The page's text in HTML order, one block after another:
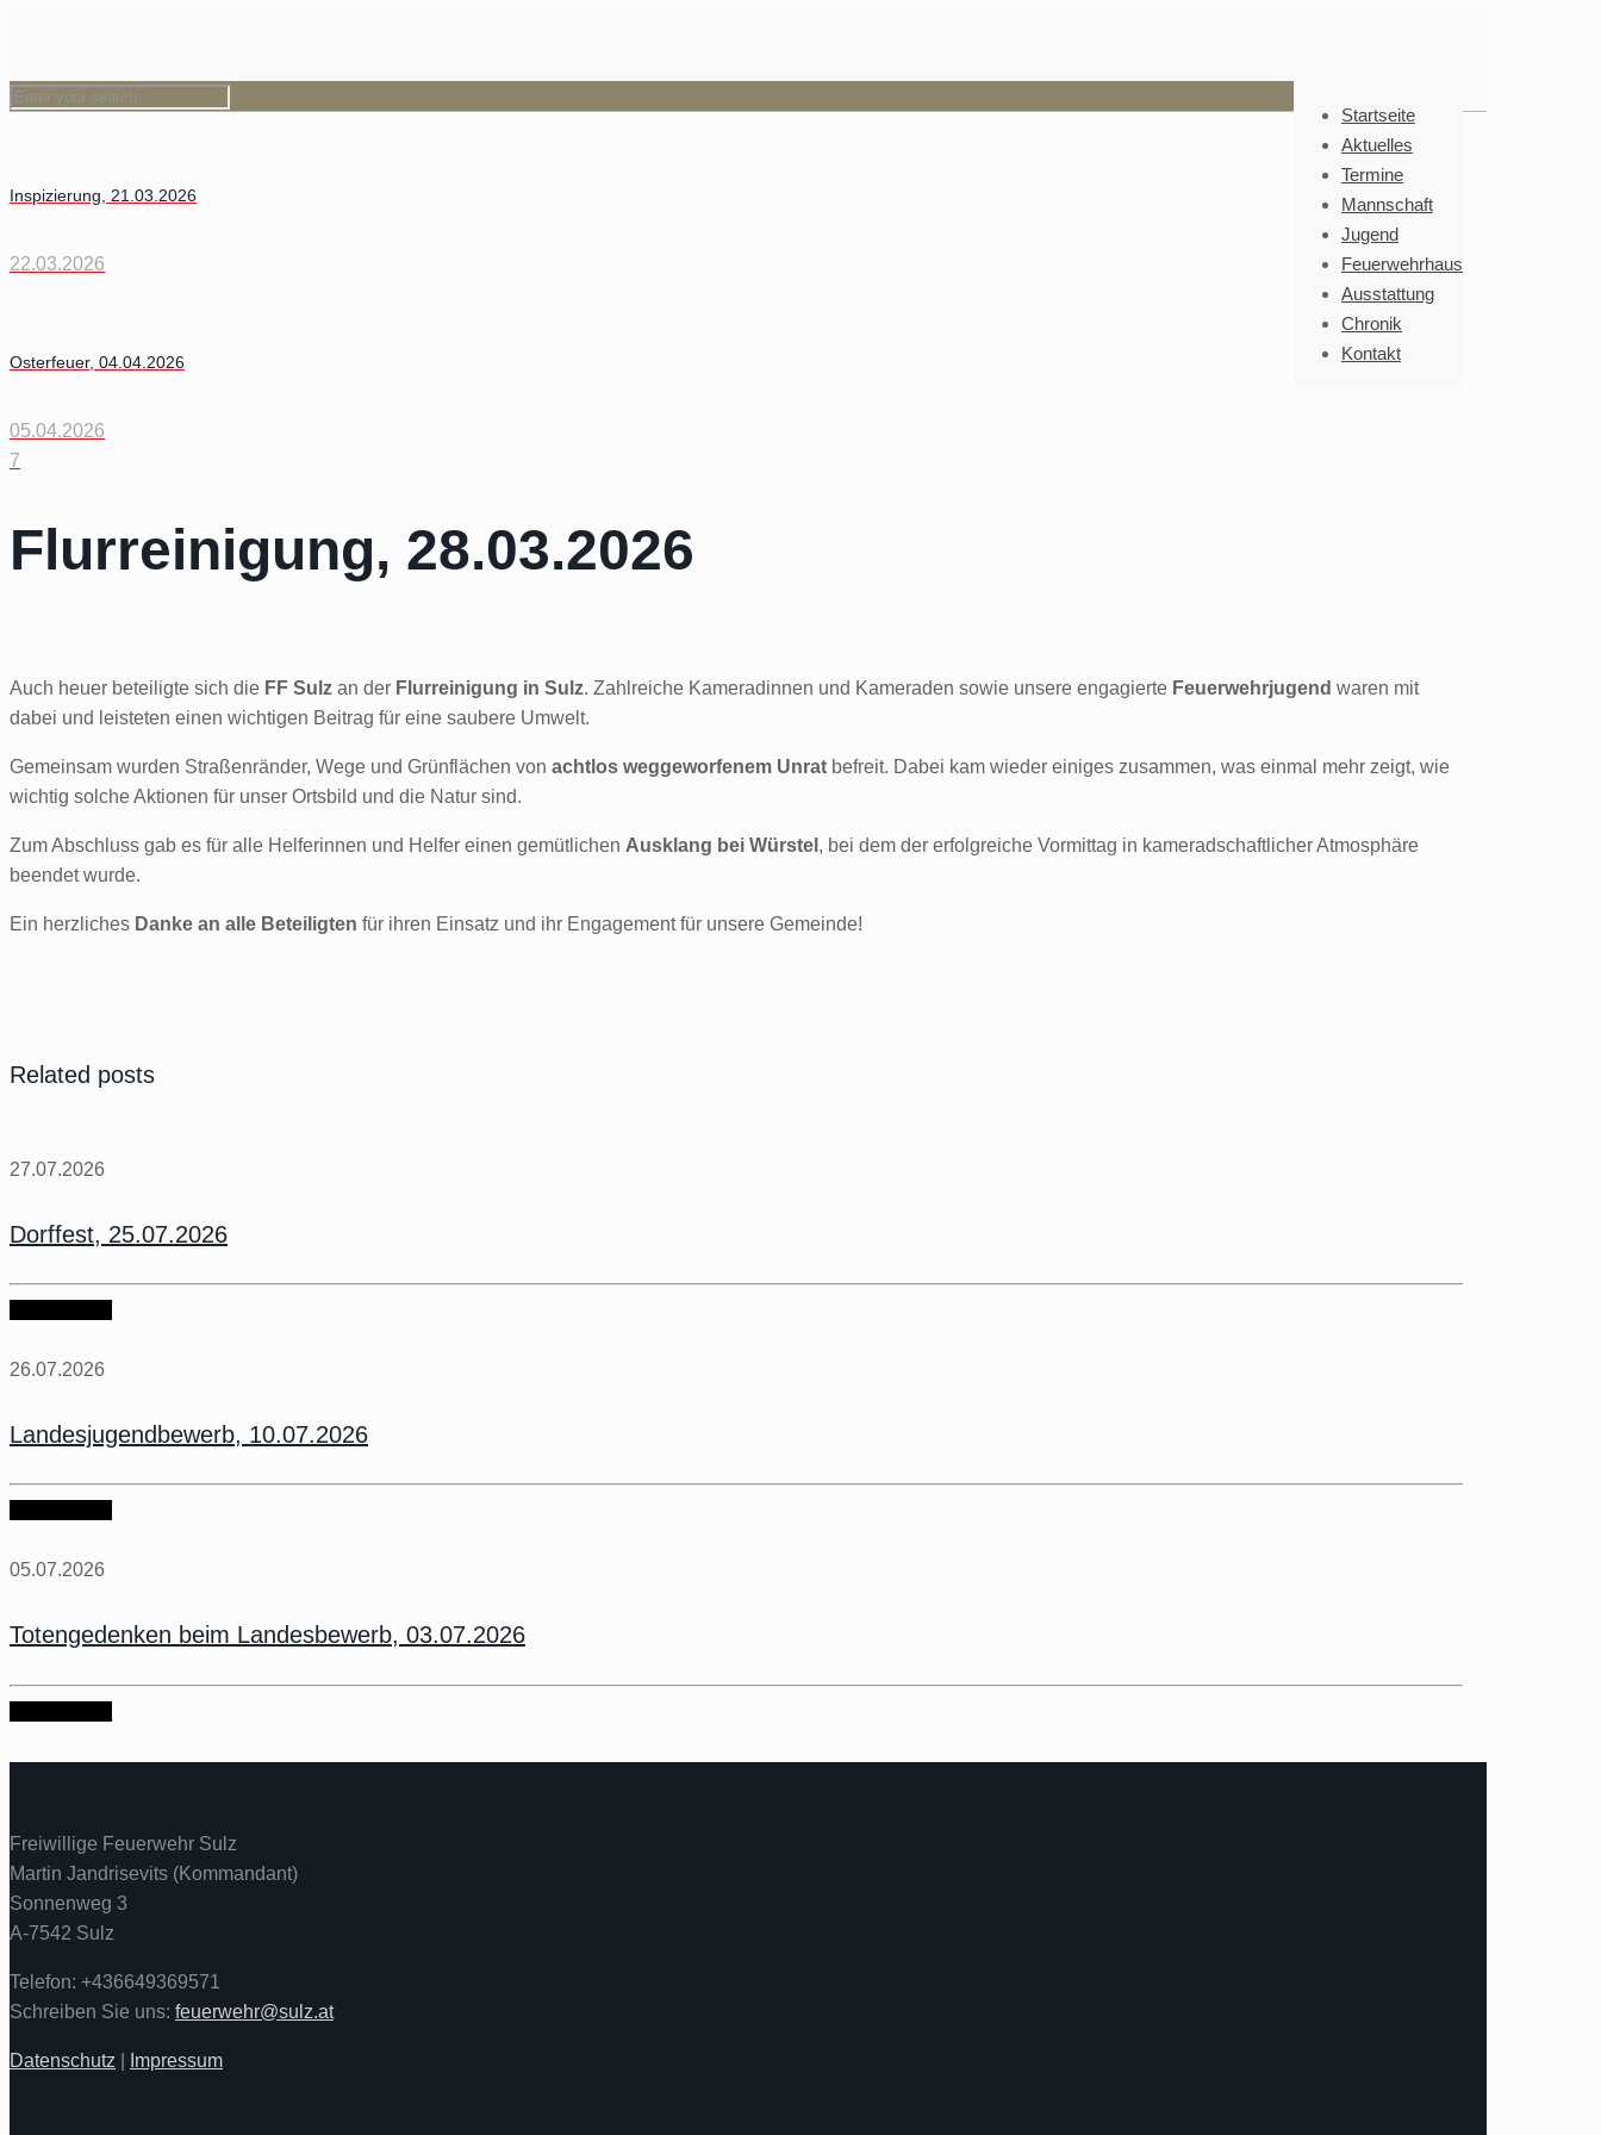
Startseite
Aktuelles
Termine
Mannschaft
Jugend
Feuerwehrhaus
Ausstattung
Chronik
Kontakt
Inspizierung, 21.03.2026
22.03.2026
Osterfeuer, 04.04.2026
05.04.2026
7
Flurreinigung, 28.03.2026
Auch heuer beteiligte sich die FF Sulz an der Flurreinigung in Sulz. Zahlreiche Kameradinnen und Kameraden sowie unsere engagierte Feuerwehrjugend waren mit
dabei und leisteten einen wichtigen Beitrag für eine saubere Umwelt.
Gemeinsam wurden Straßenränder, Wege und Grünflächen von achtlos weggeworfenem Unrat befreit. Dabei kam wieder einiges zusammen, was einmal mehr zeigt, wie
wichtig solche Aktionen für unser Ortsbild und die Natur sind.
Zum Abschluss gab es für alle Helferinnen und Helfer einen gemütlichen Ausklang bei Würstel , bei dem der erfolgreiche Vormittag in kameradschaftlicher Atmosphäre
beendet wurde.
Ein herzliches Danke an alle Beteiligten für ihren Einsatz und ihr Engagement für unsere Gemeinde!
Related posts
27.07.2026
Dorffest, 25.07.2026
26.07.2026
Landesjugendbewerb, 10.07.2026
05.07.2026
Totengedenken beim Landesbewerb, 03.07.2026
Freiwillige Feuerwehr Sulz
Martin Jandrisevits (Kommandant)
Sonnenweg 3
A-7542 Sulz
Telefon: +436649369571
Schreiben Sie uns: feuerwehr@sulz.at
Datenschutz Impressum